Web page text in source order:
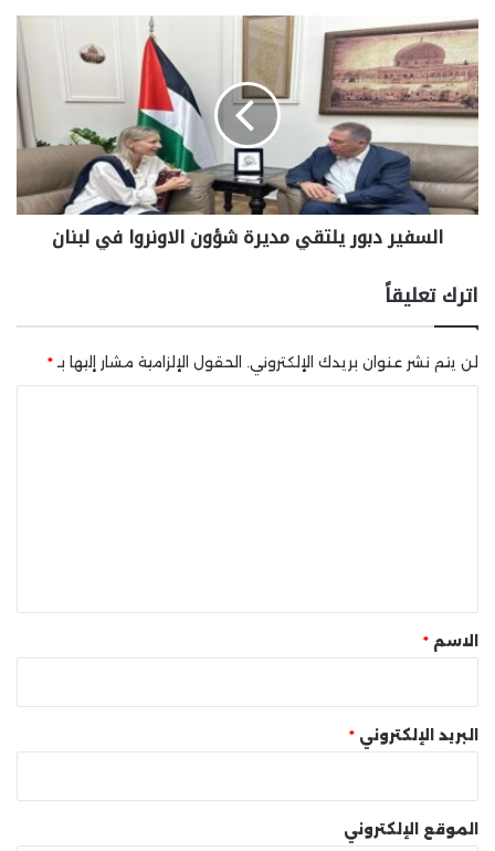
السفير دبور يلتقي مديرة شؤون الاونروا في لبنان
اترك تعليقاً
لن يتم نشر عنوان بريدك الإلكتروني. الحقول الإلزامية مشار إليها بـ*
* الاسم *
البريد الإلكتروني *
الموقع الإلكتروني